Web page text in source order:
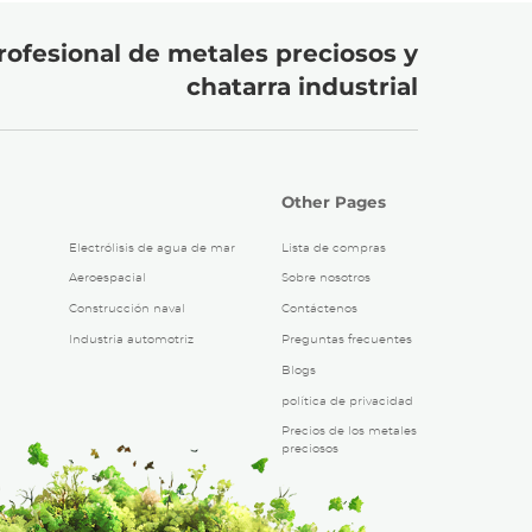
de metales preciosos y
chatarra industrial
Electrólisis de agua de mar
Aeroespacial
Construcción naval
Industria automotriz
Other Pages
Lista de compras
Sobre nosotros
Contáctenos
Preguntas frecuentes
Blogs
política de privacidad
Precios de los metales
preciosos